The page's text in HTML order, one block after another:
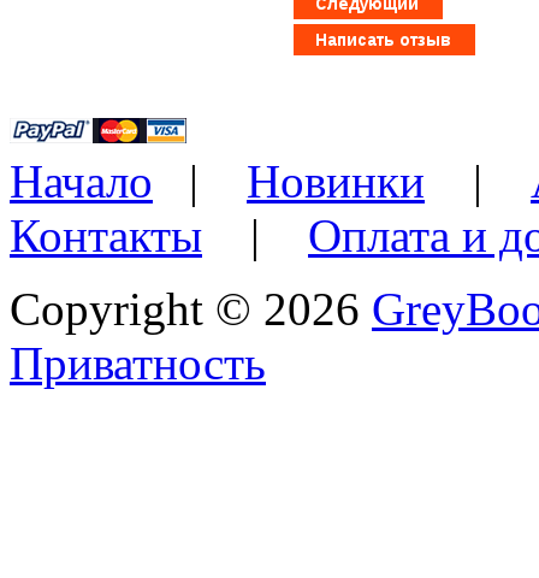
Начало | Новинки |
Контакты | Оплата и
Copyright © 2026
Приватность